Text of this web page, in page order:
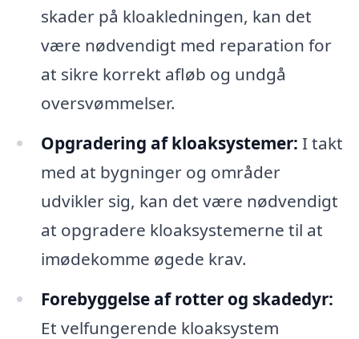
skader på kloakledningen, kan det
være nødvendigt med reparation for
at sikre korrekt afløb og undgå
oversvømmelser.
Opgradering af kloaksystemer: I takt
med at bygninger og områder
udvikler sig, kan det være nødvendigt
at opgradere kloaksystemerne til at
imødekomme øgede krav.
Forebyggelse af rotter og skadedyr:
Et velfungerende kloaksystem